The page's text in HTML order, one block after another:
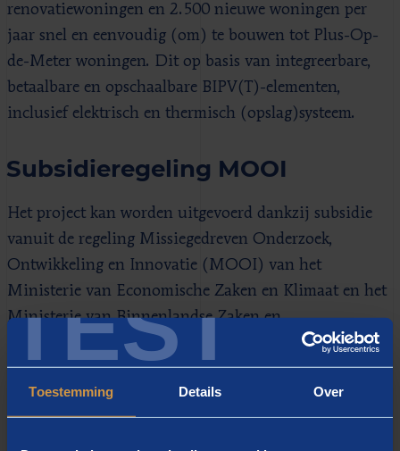
TEST
Toestemming Details Over
renovatiewoningen en 2.500 nieuwe woningen per
jaar snel en eenvoudig (om) te bouwen tot Plus-Op-
de-Meter woningen. Dit op basis van integreerbare,
betaalbare en opschaalbare BIPV(T)-elementen,
inclusief elektrisch en thermisch (opslag)systeem.
Subsidieregeling MOOI
Het project kan worden uitgevoerd dankzij subsidie
vanuit de regeling Missiegedreven Onderzoek,
Ontwikkeling en Innovatie (MOOI) van het
Ministerie van Economische Zaken en Klimaat en het
Ministerie van Binnenlandse Zaken en
Koninkrijksrelaties. Dit stelt het consortium in staat
(nieuwe) gestandaardiseerde plug&play BIPV(T)-
modules te ontwikkelen met bijbehorende
productieprocessen. Hierdoor kan de BIPVT-keten
opschalen en industrialiseren. Berenschot neemt de rol